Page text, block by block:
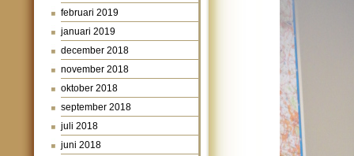
februari 2019
januari 2019
december 2018
november 2018
oktober 2018
september 2018
juli 2018
juni 2018